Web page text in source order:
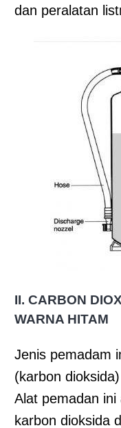
dan peralatan
II. CARBON
WARNA HITAM
Jenis pemadam
(karbon
Alat pemadan
karbon dioksida